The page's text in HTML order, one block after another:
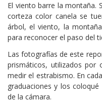
El viento barre la montaña.
corteza color canela se
árbol, el viento, la
para reconocer el paso del
Las fotografías de este
prismáticos, utilizados por
medir el estrabismo. En
graduaciones y los
de la cámara.